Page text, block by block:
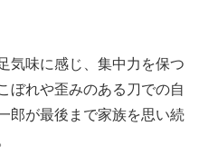
気味に感じ、集中力を保つ
ぼれや歪みのある刀での自
郎が最後まで家族を思い続